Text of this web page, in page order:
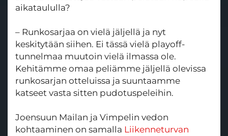
aikataululla?
– Runkosarjaa on vielä jäljellä ja nyt
keskitytään siihen. Ei tässä vielä playoff-
tunnelmaa muutoin vielä ilmassa ole.
Kehitämme omaa peliämme jäljellä olevissa
runkosarjan otteluissa ja suuntaamme
katseet vasta sitten pudotuspeleihin.
Joensuun Mailan ja Vimpelin vedon
kohtaaminen on samalla Liikenneturvan